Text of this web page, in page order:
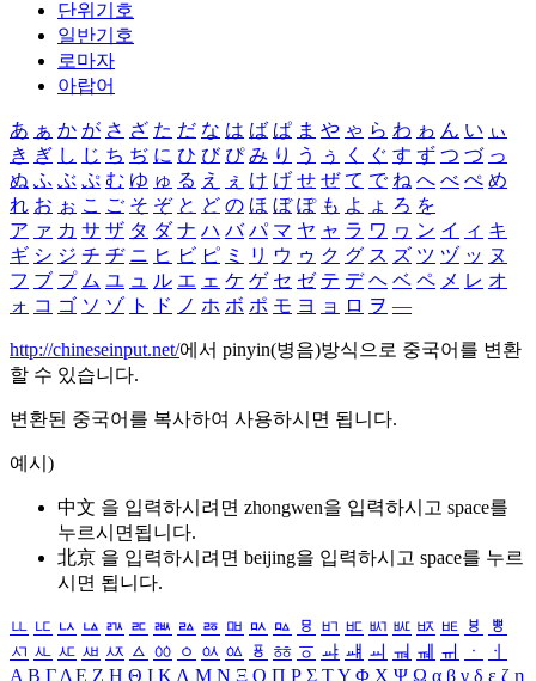
단위기호
일반기호
로마자
아랍어
あ ぁ か が さ ざ た だ な は ば ぱ ま や ゃ ら わ ゎ ん い ぃ
き ぎ し じ ち ぢ に ひ び ぴ み り う ぅ く ぐ す ず つ づ っ
ぬ ふ ぶ ぷ む ゆ ゅ る え ぇ け げ せ ぜ て で ね へ べ ぺ め
れ お ぉ こ ご そ ぞ と ど の ほ ぼ ぽ も よ ょ ろ を
ア ァ カ サ ザ タ ダ ナ ハ バ パ マ ヤ ャ ラ ワ ヮ ン イ ィ キ
ギ シ ジ チ ヂ ニ ヒ ビ ピ ミ リ ウ ゥ ク グ ス ズ ツ ヅ ッ ヌ
フ ブ プ ム ユ ュ ル エ ェ ケ ゲ セ ゼ テ デ ヘ ベ ペ メ レ オ
ォ コ ゴ ソ ゾ ト ド ノ ホ ボ ポ モ ヨ ョ ロ ヲ ―
http://chineseinput.net/에서 pinyin(병음)방식으로 중국어를 변환
할 수 있습니다.
변환된 중국어를 복사하여 사용하시면 됩니다.
예시)
中文 을 입력하시려면 zhongwen을 입력하시고 space를
누르시면됩니다.
北京 을 입력하시려면 beijing을 입력하시고 space를 누르
시면 됩니다.
ㅥ ㅦ ㅧ ㅨ ㅩ ㅪ ㅫ ㅬ ㅭ ㅮ ㅯ ㅰ ㅱ ㅲ ㅳ ㅴ ㅵ ㅶ ㅷ ㅸ
ㅹ
ㅺ ㅻ ㅼ ㅽ ㅾ ㅿ ㆀ ㆁ ㆂ ㆃ ㆄ ㆅ ㆆ ㆇ ㆈ ㆉ ㆊ ㆋ ㆌ ㆍ
ㆎ
Α Β ΓΔ Ε Ζ Η Θ Ι ΚΛ Μ Ν Ξ Ο Π Ρ Σ ΤΥ Φ Χ Ψ Ω α β γ δ ε ζ η